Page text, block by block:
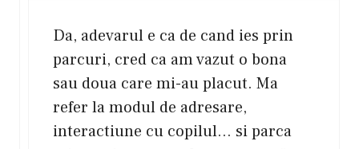
Da, adevarul e ca de cand ies prin
parcuri, cred ca am vazut o bona
sau doua care mi-au placut. Ma
refer la modul de adresare,
interactiune cu copilul… si parca